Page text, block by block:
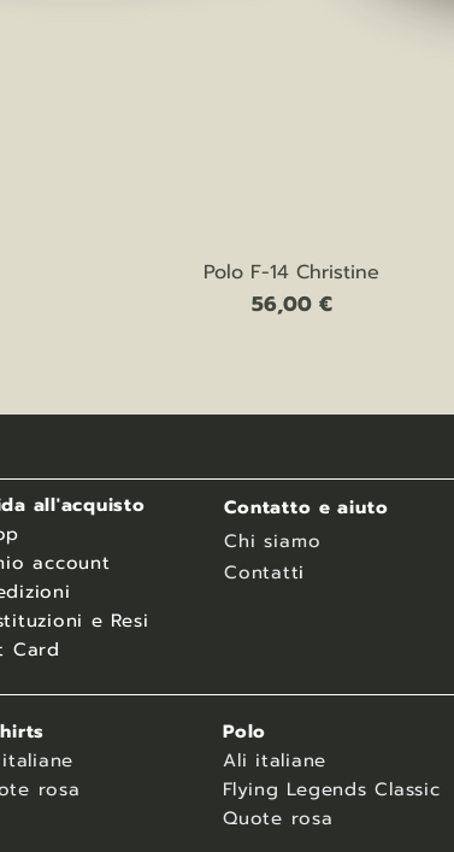
Vista rapida
Polo F-14 Christine
Prezzo
56,00 €
all'acquisto
account
e Resi
Card
Contatto e aiuto
Chi siamo
Contatti
rosa
Polo
Ali italiane
Flying Legends Classic
Quote rosa